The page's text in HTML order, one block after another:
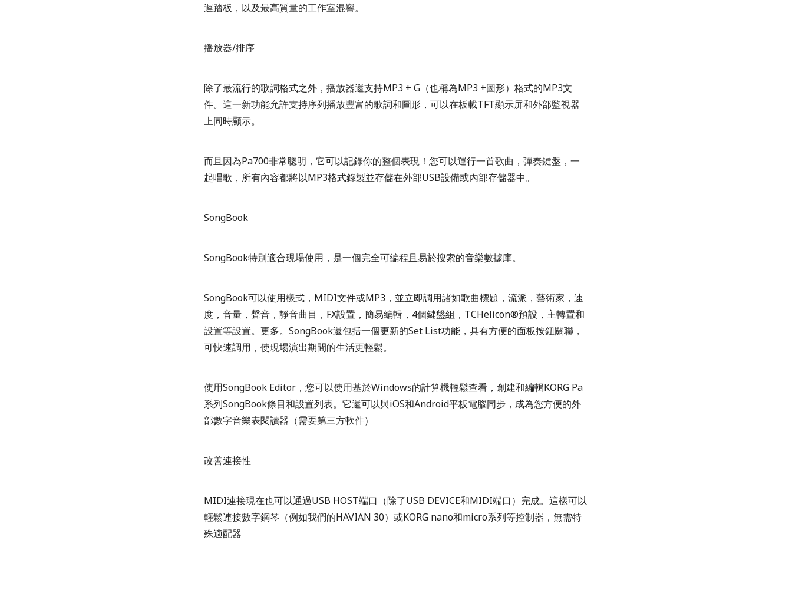
遲踏板，以及最高質量的工作室混響。
播放器/排序
除了最流行的歌詞格式之外，播放器還支持MP3 + G（也稱為MP3 +圖形）格式的MP3文
件。這一新功能允許支持序列播放豐富的歌詞和圖形，可以在板載TFT顯示屏和外部監視器
上同時顯示。
而且因為Pa700非常聰明，它可以記錄你的整個表現！您可以運行一首歌曲，彈奏鍵盤，一
起唱歌，所有內容都將以MP3格式錄製並存儲在外部USB設備或內部存儲器中。
SongBook
SongBook特別適合現場使用，是一個完全可編程且易於搜索的音樂數據庫。
SongBook可以使用樣式，MIDI文件或MP3，並立即調用諸如歌曲標題，流派，藝術家，速
度，音量，聲音，靜音曲目，FX設置，簡易編輯，4個鍵盤組，TCHelicon®預設，主轉置和
設置等設置。更多。SongBook還包括一個更新的Set List功能，具有方便的面板按鈕關聯，
可快速調用，使現場演出期間的生活更輕鬆。
使用SongBook Editor，您可以使用基於Windows的計算機輕鬆查看，創建和編輯KORG Pa
系列SongBook條目和設置列表。它還可以與iOS和Android平板電腦同步，成為您方便的外
部數字音樂表閱讀器（需要第三方軟件）
改善連接性
MIDI連接現在也可以通過USB HOST端口（除了USB DEVICE和MIDI端口）完成。這樣可以
輕鬆連接數字鋼琴（例如我們的HAVIAN 30）或KORG nano和micro系列等控制器，無需特
殊適配器